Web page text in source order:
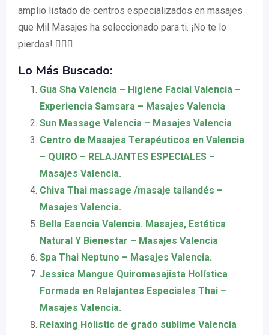
amplio listado de centros especializados en masajes
que Mil Masajes ha seleccionado para ti. ¡No te lo
pierdas! 🧖‍♀️✨
Lo Más Buscado:
Gua Sha Valencia – Higiene Facial Valencia –
Experiencia Samsara – Masajes Valencia
Sun Massage Valencia – Masajes Valencia
Centro de Masajes Terapéuticos en Valencia
– QUIRO – RELAJANTES ESPECIALES –
Masajes Valencia.
Chiva Thai massage /masaje tailandés –
Masajes Valencia.
Bella Esencia Valencia. Masajes, Estética
Natural Y Bienestar – Masajes Valencia
Spa Thai Neptuno – Masajes Valencia.
Jessica Mangue Quiromasajista Holística
Formada en Relajantes Especiales Thai –
Masajes Valencia.
Relaxing Holistic de grado sublime Valencia